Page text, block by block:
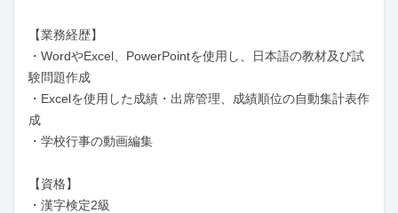
【業務経歴】
・WordやExcel、PowerPointを使用し、日本語の教材及び試
験問題作成
・Excelを使用した成績・出席管理、成績順位の自動集計表作
成
・学校行事の動画編集
【資格】
・漢字検定2級